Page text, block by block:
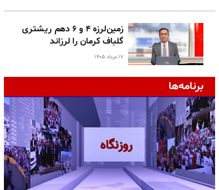
زمین‌لرزه ۴ و ۶ دهم ریشتری
گلباف کرمان را لرزاند
۱۷ مرداد ۱۴۰۵
برنامه‌ها